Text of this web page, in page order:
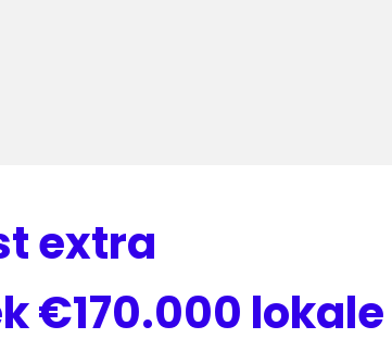
extra
€170.000 lokale